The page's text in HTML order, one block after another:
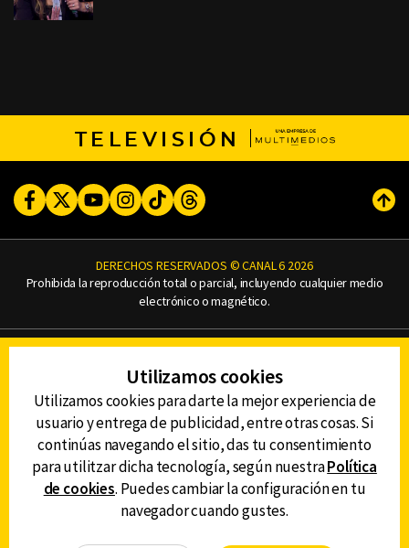
TELEVISIÓN
FacebookTwitterYoutubeInstagram
TikTokThreads
DERECHOS RESERVADOS © CANAL 6 2026
Prohibida la reproducción total o parcial, incluyendo cualquier medio
electrónico o magnético.
AVISO DE PRIVACIDAD
AVISO LEGAL
DEFENSORÍA DE LAS AUDIENCIAS
DESCARGA LA APP DE CANAL 6
Utilizamos cookies
Utilizamos cookies para darte la mejor experiencia de
usuario y entrega de publicidad, entre otras cosas. Si
continúas navegando el sitio, das tu consentimiento
para utilitzar dicha tecnología, según nuestraPolítica
de cookies. Puedes cambiar la configuración en tu
navegador cuando gustes.